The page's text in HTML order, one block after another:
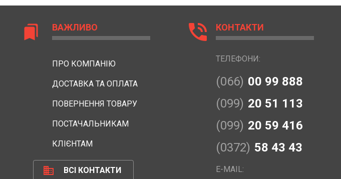
bookmarks ВАЖЛИВО
ПРО КОМПАНІЮ
ДОСТАВКА ТА ОПЛАТА
ПОВЕРНЕННЯ ТОВАРУ
ПОСТАЧАЛЬНИКАМ
КЛІЄНТАМ
business ВСІ КОНТАКТИ
phone_in_talk КОНТАКТИ
ТЕЛЕФОНИ:
(066) 00 99 888
(099) 20 51 113
(099) 20 59 416
(0372) 58 43 43
E-MAIL: